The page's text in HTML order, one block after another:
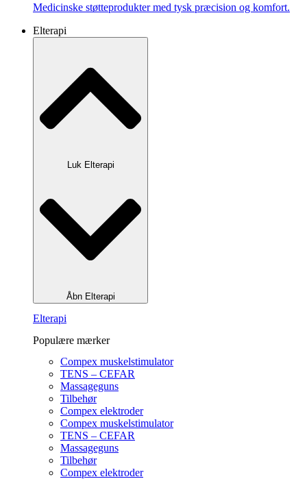
Medicinske støtteprodukter med tysk præcision og komfort.
Elterapi
Luk Elterapi
Åbn Elterapi
Elterapi
Populære mærker
Compex muskelstimulator
TENS – CEFAR
Massageguns
Tilbehør
Compex elektroder
Compex muskelstimulator
TENS – CEFAR
Massageguns
Tilbehør
Compex elektroder